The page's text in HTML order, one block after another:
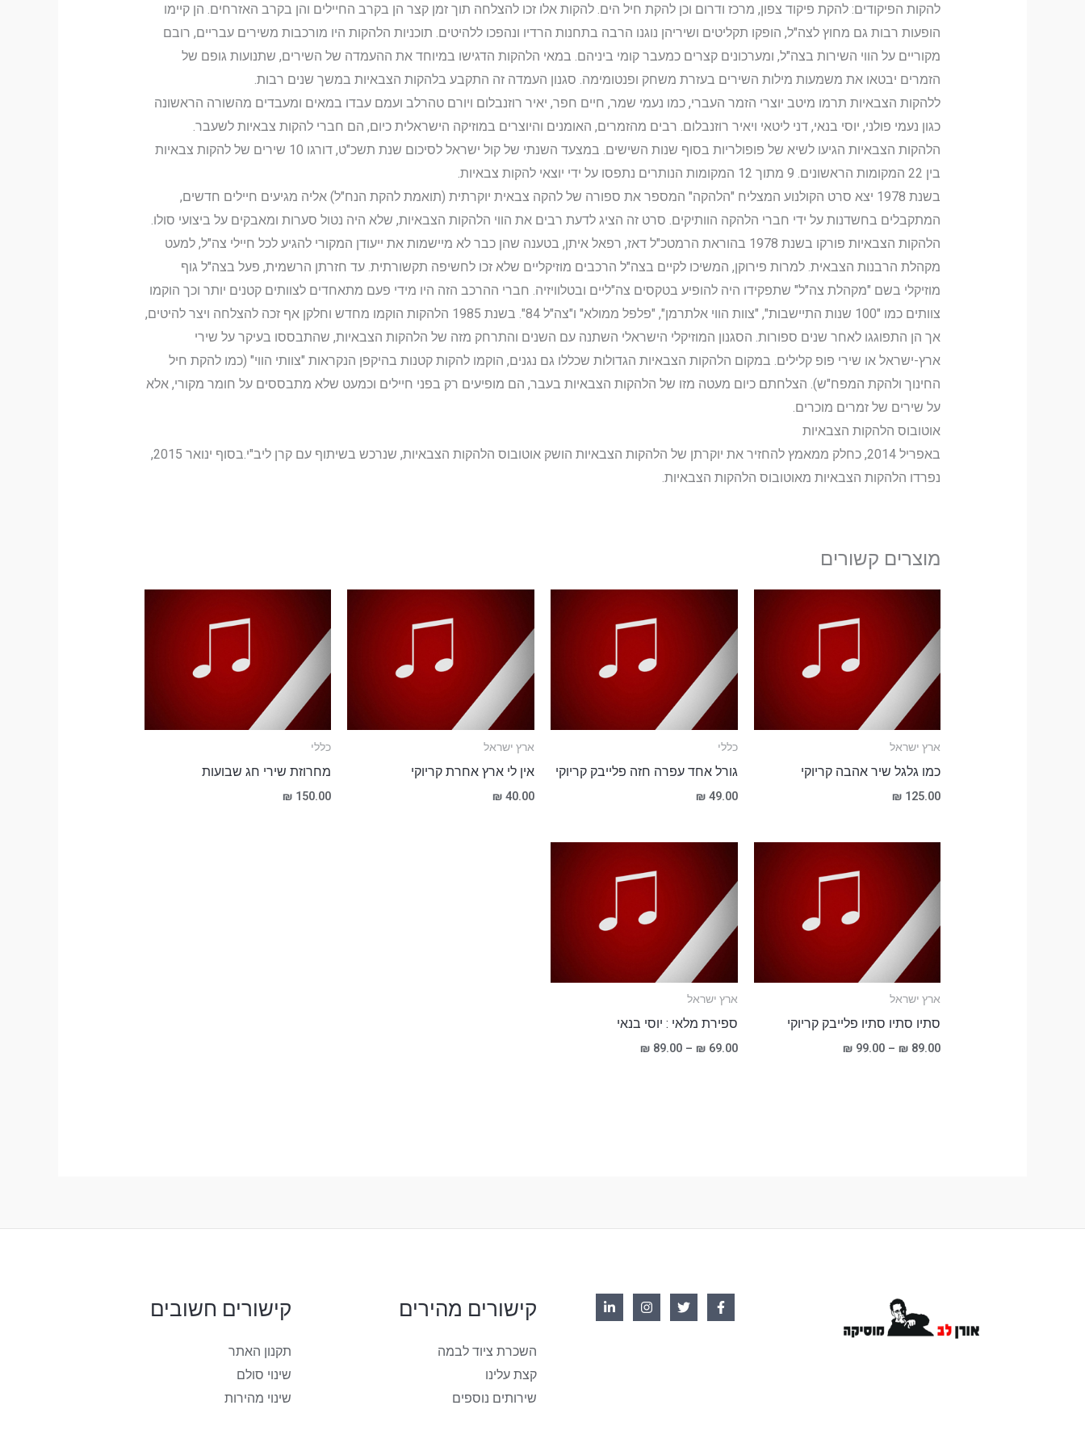
להקות הפיקודים: להקת פיקוד צפון, מרכז ודרום וכן להקת חיל הים. להקות אלו זכו להצלחה תוך זמן קצר הן בקרב החיילים והן בקרב האזרחים. הן קיימו
הופעות רבות גם מחוץ לצה"ל, הופקו תקליטים ושיריהן נוגנו הרבה בתחנות הרדיו ונהפכו ללהיטים. תוכניות הלהקות היו מורכבות משירים עבריים, רובם
מקוריים על הווי השירות בצה"ל, ומערכונים קצרים כמעבר קומי ביניהם. במאי הלהקות הדגישו במיוחד את ההעמדה של השירים, שתנועות גופם של
הזמרים יבטאו את משמעות מילות השירים בעזרת משחק ופנטומימה. סגנון העמדה זה התקבע בלהקות הצבאיות במשך שנים רבות.
ללהקות הצבאיות תרמו מיטב יוצרי הזמר העברי, כמו נעמי שמר, חיים חפר, יאיר רוזנבלום ויורם טהרלב ועמם עבדו במאים ומעבדים מהשורה הראשונה
כגון נעמי פולני, יוסי בנאי, דני ליטאי ויאיר רוזנבלום. רבים מהזמרים, האומנים והיוצרים במוזיקה הישראלית כיום, הם חברי להקות צבאיות לשעבר.
הלהקות הצבאיות הגיעו לשיא של פופולריות בסוף שנות השישים. במצעד השנתי של קול ישראל לסיכום שנת תשכ"ט, דורגו 10 שירים של להקות צבאיות
בין 22 המקומות הראשונים. 9 מתוך 12 המקומות הנותרים נתפסו על ידי יוצאי להקות צבאיות.
בשנת 1978 יצא סרט הקולנוע המצליח "הלהקה" המספר את ספורה של להקה צבאית יוקרתית (תואמת להקת הנח"ל) אליה מגיעים חיילים חדשים,
המתקבלים בחשדנות על ידי חברי הלהקה הוותיקים. סרט זה הציג לדעת רבים את הווי הלהקות הצבאיות, שלא היה נטול סערות ומאבקים על ביצועי סולו.
הלהקות הצבאיות פורקו בשנת 1978 בהוראת הרמטכ"ל דאז, רפאל איתן, בטענה שהן כבר לא מיישמות את ייעודן המקורי להגיע לכל חיילי צה"ל, למעט
מקהלת הרבנות הצבאית. למרות פירוקן, המשיכו לקיים בצה"ל הרכבים מוזיקליים שלא זכו לחשיפה תקשורתית. עד חזרתן הרשמית, פעל בצה"ל גוף
מוזיקלי בשם "מקהלת צה"ל" שתפקידו היה להופיע בטקסים צה"ליים ובטלוויזיה. חברי ההרכב הזה היו מידי פעם מתאחדים לצוותים קטנים יותר וכך הוקמו
צוותים כמו "100 שנות התיישבות", "צוות הווי אלתרמן", "פלפל ממולא" ו"צה"ל 84". בשנת 1985 הלהקות הוקמו מחדש וחלקן אף זכה להצלחה ויצר להיטים,
אך הן התפוגגו לאחר שנים ספורות. הסגנון המוזיקלי הישראלי השתנה עם השנים והתרחק מזה של הלהקות הצבאיות, שהתבססו בעיקר על שירי
ארץ-ישראל או שירי פופ קלילים. במקום הלהקות הצבאיות הגדולות שכללו גם נגנים, הוקמו להקות קטנות בהיקפן הנקראות "צוותי הווי" (כמו להקת חיל
החינוך ולהקת המפח"ש). הצלחתם כיום מעטה מזו של הלהקות הצבאיות בעבר, הם מופיעים רק בפני חיילים וכמעט שלא מתבססים על חומר מקורי, אלא
על שירים של זמרים מוכרים.
אוטובוס הלהקות הצבאיות
באפריל 2014, כחלק ממאמץ להחזיר את יוקרתן של הלהקות הצבאיות הושק אוטובוס הלהקות הצבאיות, שנרכש בשיתוף עם קרן ליב"י.בסוף ינואר 2015,
נפרדו הלהקות הצבאיות מאוטובוס הלהקות הצבאיות.
מוצרים קשורים
ארץ ישראל
כמו גלגל שיר אהבה קריוקי
₪ 125.00
כללי
גורל אחד עפרה חזה פלייבק קריוקי
₪49.00
ארץ ישראל
אין לי ארץ אחרת קריוקי
₪ 40.00
כללי
מחרוזת שירי חג שבועות
₪ 150.00
ארץ ישראל
סתיו סתיו סתיו פלייבק קריוקי
₪ 89.00
–
₪ 99.00
ארץ ישראל
ספירת מלאי : יוסי בנאי
₪69.00
–
₪89.00
קישורים מהירים
השכרת ציוד לבמה
קצת עלינו
שירותים נוספים
קישורים חשובים
תקנון האתר
שינוי סולם
שינוי מהירות